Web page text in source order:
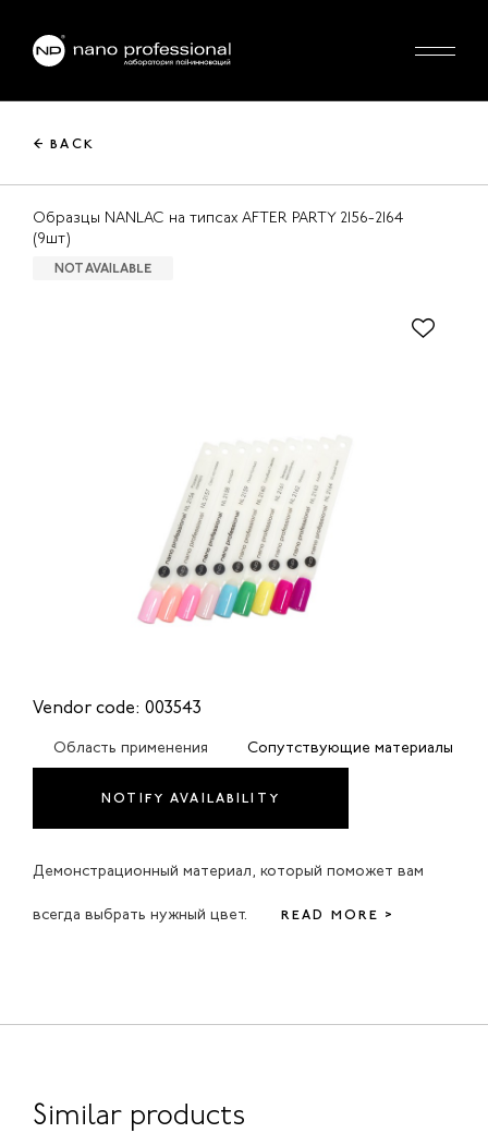
← BACK
Образцы NANLAC на типсах AFTER PARTY 2156-2164
(9шт)
NOT AVAILABLE
Vendor code: 003543
Область применения Сопутствующие материалы
NOTIFY AVAILABILITY
Демонстрационный материал, который поможет вам
всегда выбрать нужный цвет. READ MORE >
Similar products